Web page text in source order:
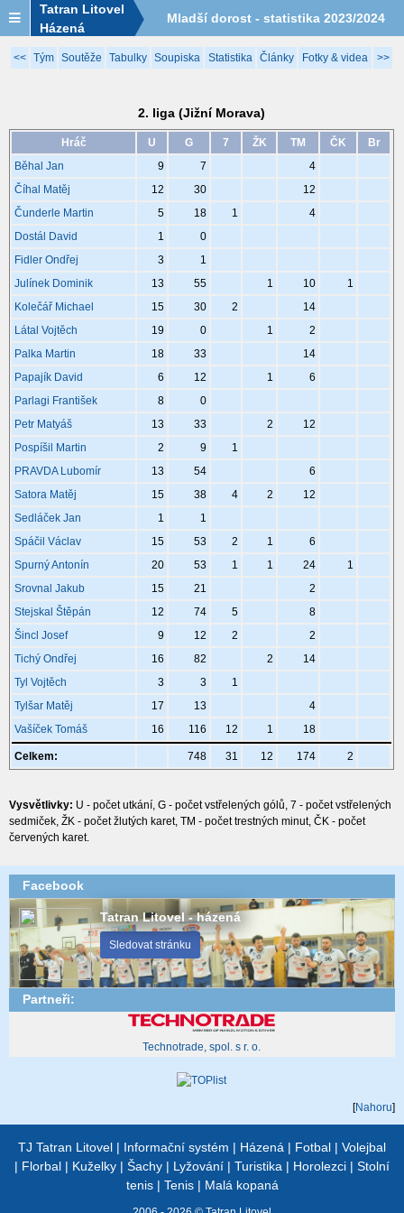
Tatran Litovel
Házená
Mladší dorost - statistika 2023/2024
<< Tým Soutěže Tabulky Soupiska Statistika Články Fotky & videa >>
2. liga (Jižní Morava)
Hráč U G 7 ŽK TM ČK
Br
Běhal Jan
9 7
4
Číhal Matěj
12 30
12
Čunderle Martin
5 18 1
4
Dostál David
1
0
Fidler Ondřej
3
1
Julínek Dominik
13 55 1 10
1
Kolečář Michael
15 30 2
14
Látal Vojtěch
19 0 1
2
Palka Martin
18 33
14
Papajík David
6 12 1
6
Parlagi František
8
0
Petr Matyáš
13 33 2
12
Pospíšil Martin
2 9
1
PRAVDA Lubomír
13 54
6
Satora Matěj
15 38 4 2
12
Sedláček Jan
1
1
Spáčil Václav
15 53 2 1
6
Spurný Antonín
20 53 1 1 24
1
Srovnal Jakub
15 21
2
Stejskal Štěpán
12 74 5
8
Šincl Josef
9 12 2
2
Tichý Ondřej
16 82 2
14
Tyl Vojtěch
3 3
1
Tylšar Matěj
17 13
4
Vašíček Tomáš
16 116 12 1 18
Celkem: 748 31 12 174 2
Vysvětlivky: U - počet utkání, G - počet vstřelených gólů, 7 - počet vstřelených
sedmiček, ŽK - počet žlutých karet, TM - počet trestných minut, ČK - počet
červených karet.
Facebook
Tatran Litovel - házená
Sledovat stránku
Partneři:
Technotrade, spol. s r. o.
[Nahoru]
TJ Tatran Litovel | Informační systém | Házená | Fotbal | Volejbal
| Florbal | Kuželky | Šachy | Lyžování | Turistika | Horolezci | Stolní
tenis| Tenis| Malá kopaná